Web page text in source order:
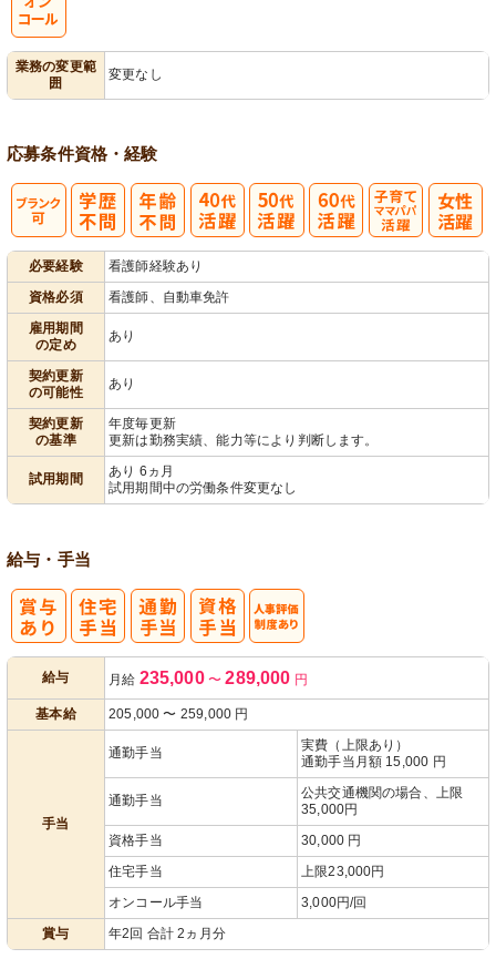
業務の変更範
囲
変更なし
応募条件資格・経験
必要経験
看護師経験あり
資格必須
看護師、自動車免許
雇用期間
の定め
あり
契約更新
の可能性
あり
契約更新
の基準
年度毎更新
更新は勤務実績、能力等により判断します。
試用期間
あり 6ヵ月
試用期間中の労働条件変更なし
給与・手当
給与 月給 235,000 〜 289,000 円
基本給 205,000 〜 259,000 円
手当
通勤手当
実費（上限あり）
通勤手当月額 15,000 円
通勤手当
公共交通機関の場合、上限
35,000円
資格手当
30,000 円
住宅手当
上限23,000円
オンコール手当
3,000円/回
賞与
年2回 合計 2ヵ月分